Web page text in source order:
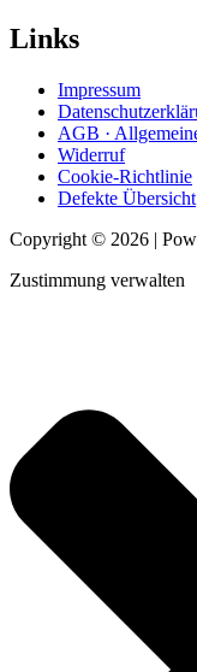
Links
Impressum
AGB ·
Widerruf
Cookie-Richtlinie
Defekte Übersicht
Copyright © 2026 |
Zustimmung verwalten